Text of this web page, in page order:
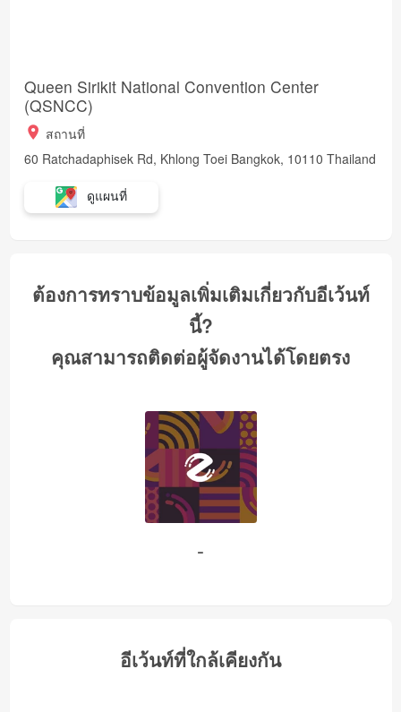
Queen Sirikit National Convention Center
(QSNCC)
สถานที่
60 Ratchadaphisek Rd, Khlong Toei Bangkok, 10110 Thailand
ดูแผนที่
ต้องการทราบข้อมูลเพิ่มเติมเกี่ยวกับอีเว้นท์
นี้?
คุณสามารถติดต่อผู้จัดงานได้โดยตรง
-
อีเว้นท์ที่ใกล้เคียงกัน